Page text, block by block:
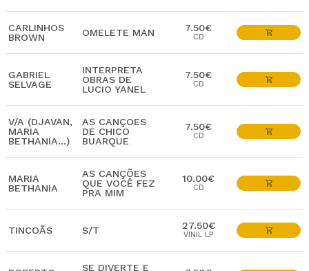
CARLINHOS
BROWN
OMELETE MAN 7.50€
CD
GABRIEL
SELVAGE
INTERPRETA
OBRAS DE
LUCIO YANEL
7.50€
CD
V/A (DJAVAN,
MARIA
BETHANIA...)
AS CANÇOES
DE CHICO
BUARQUE
7.50€
CD
MARIA
BETHANIA
AS CANÇÕES
QUE VOCÊ FEZ
PRA MIM
10.00€
CD
TINCOÃS S/T 27.50€
VINIL LP
SE DIVERTE E